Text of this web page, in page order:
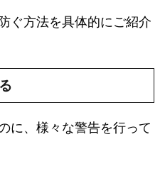
ぐ方法を具体的にご紹介
に、様々な警告を行って